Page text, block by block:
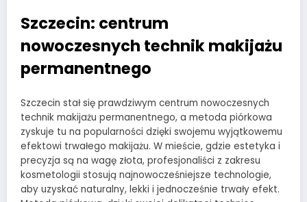
Szczecin: centrum
nowoczesnych technik makijażu
permanentnego
Szczecin stał się prawdziwym centrum nowoczesnych
technik makijażu permanentnego, a metoda piórkowa
zyskuje tu na popularności dzięki swojemu wyjątkowemu
efektowi trwałego makijażu. W mieście, gdzie estetyka i
precyzja są na wagę złota, profesjonaliści z zakresu
kosmetologii stosują najnowocześniejsze technologie,
aby uzyskać naturalny, lekki i jednocześnie trwały efekt.